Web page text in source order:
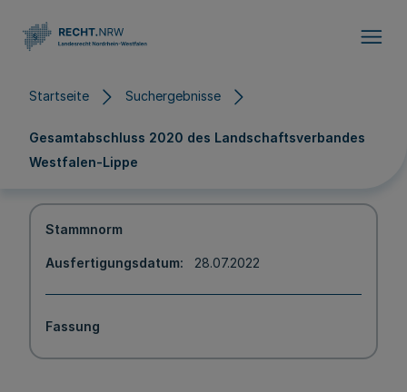
Startseite Suchergebnisse
Gesamtabschluss 2020 des Landschaftsverbandes
Westfalen-Lippe
Stammnorm
Ausfertigungsdatum 28.07.2022
Fassung